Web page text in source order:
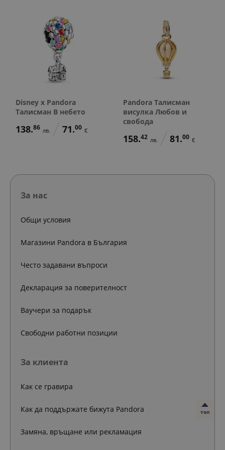
Disney x Pandora
Талисман В небето
138.86 лв. 71.00 €
Pandora Талисман
висулка Любов и
свобода
158.42 лв. 81.00 €
топ
За нас
Общи условия
Магазини Pandora в България
Често задавани въпроси
Декларация за поверителност
Ваучери за подарък
Свободни работни позиции
За клиента
Как се гравира
Как да поддържате бижута Pandora
Замяна, връщане или рекламация